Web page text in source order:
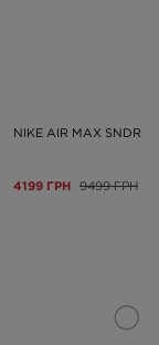
NIKE AIR MAX SNDR
4199 ГРН 9499 ГРН